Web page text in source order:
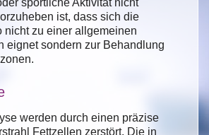
ist, dass sich die
nicht zu einer allgemeinen
eignet sondern zur Behandlung
werden durch einen präzise
Fettzellen zerstört. Die in